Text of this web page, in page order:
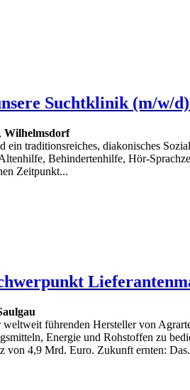
Suchtklinik (m/w/
, Wilhelmsdorf
ein traditionsreiches, diakonisches
Behindertenhilfe, Hör-
Zeitpunkt...
führenden Hersteller von
Energie und Rohstoffen zu
von 4,9 Mrd. Euro. Zukunft ernten: